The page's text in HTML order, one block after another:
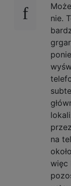
nie.
na
więc